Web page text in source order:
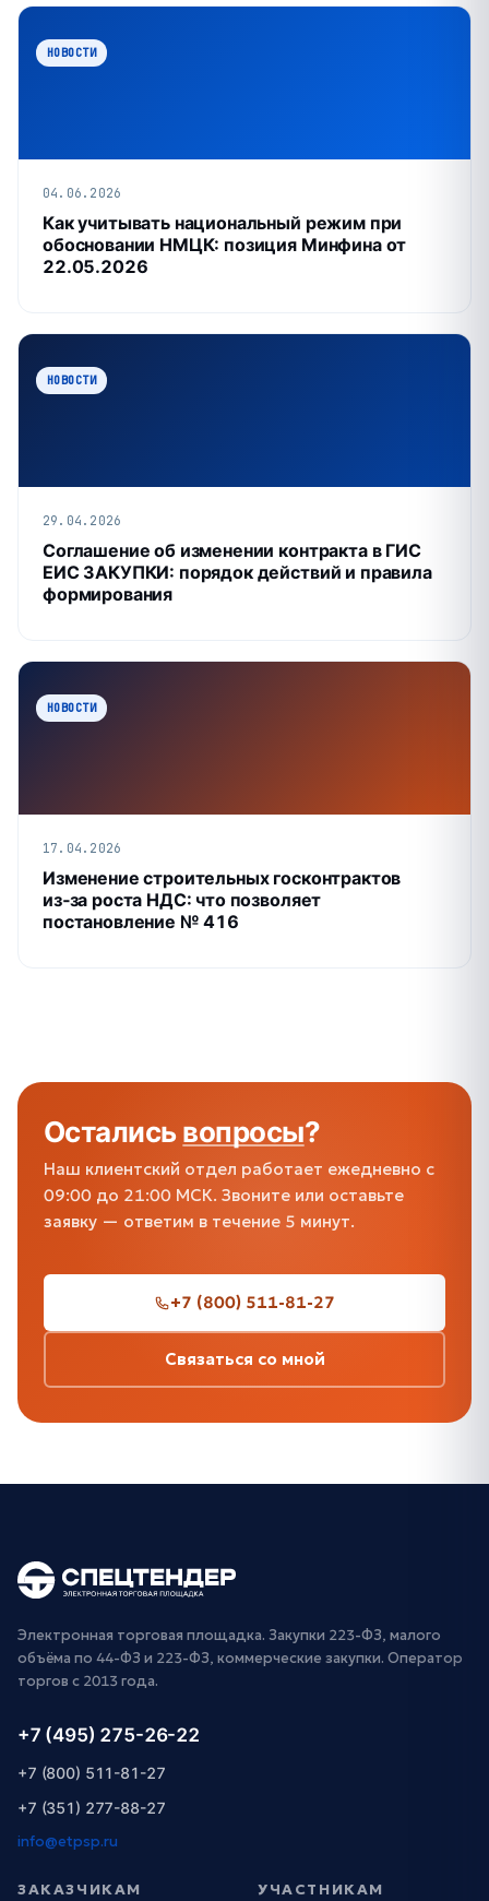
НОВОСТИ
04.06.2026
Как учитывать национальный режим при
обосновании НМЦК: позиция Минфина от
22.05.2026
НОВОСТИ
29.04.2026
Соглашение об изменении контракта в ГИС
ЕИС ЗАКУПКИ: порядок действий и правила
формирования
НОВОСТИ
17.04.2026
Изменение строительных госконтрактов
из‑за роста НДС: что позволяет
постановление № 416
Осталисьвопросы?
Наш клиентский отдел работает ежедневно с
09:00 до 21:00 МСК. Звоните или оставьте
заявку — ответим в течение 5 минут.
+7 (800) 511-81-27
Связаться со мной
Электронная торговая площадка. Закупки 223-ФЗ, малого
объёма по 44-ФЗ и 223-ФЗ, коммерческие закупки. Оператор
торгов с 2013 года.
+7 (495) 275-26-22
+7 (800) 511-81-27
+7 (351) 277-88-27
info@etpsp.ru
ЗАКАЗЧИКАМ УЧАСТНИКАМ